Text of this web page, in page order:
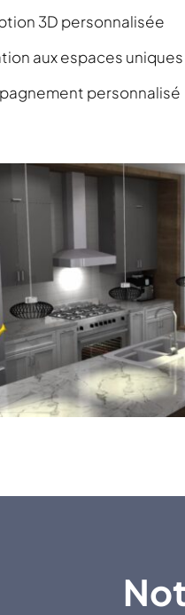
3D personnalisée
aux espaces uniques
personnalisé